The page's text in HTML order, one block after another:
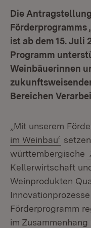
Die
Förderprogramms
ist ab dem 15. Juli
Programm
Weinbäuerinnen
Bereichen
„Mit unserem
im Weinbau‘
württembergische
Kellerwirtschaft
Weinprodukten
Förderprogramm
im